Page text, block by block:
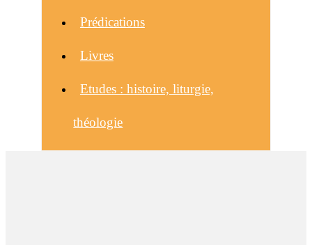
Prédications
Livres
Etudes : histoire, liturgie,
théologie